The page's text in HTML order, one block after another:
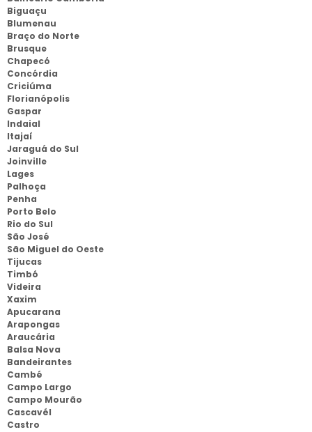
Biguaçu
Blumenau
Braço do Norte
Brusque
Chapecó
Concórdia
Criciúma
Florianópolis
Gaspar
Indaial
Itajaí
Jaraguá do Sul
Joinville
Lages
Palhoça
Penha
Porto Belo
Rio do Sul
São José
São Miguel do Oeste
Tijucas
Timbó
Videira
Xaxim
Apucarana
Arapongas
Araucária
Balsa Nova
Bandeirantes
Cambé
Campo Largo
Campo Mourão
Cascavél
Castro